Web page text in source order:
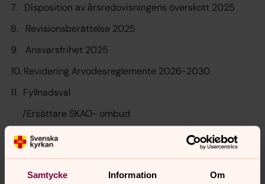
Samtycke Information Om
7. Disposition av årsredovisningens överskott 2025
8. Revisionsberättelse 2025
9. Ansvarsfrihet 2025
10. Revidering Arvodesreglemente 2026-2030
11. Fyllnadsval
/Ersättare SKAO- ombud
/Ersättare förtroendevald revisor
/Valnämnden
12. Avslutning